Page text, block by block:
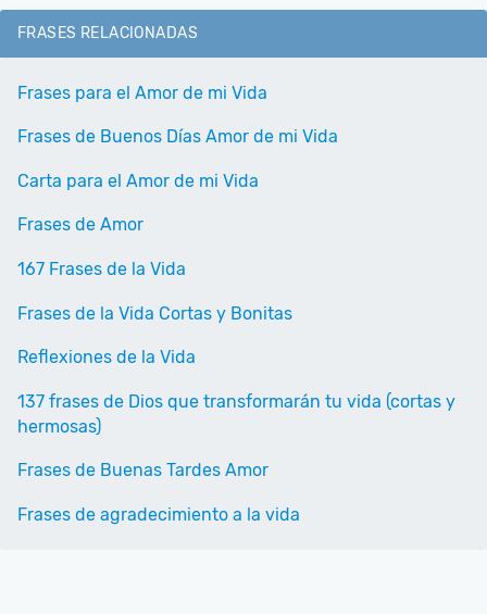
FRASES RELACIONADAS
Frases para el Amor de mi Vida
Frases de Buenos Días Amor de mi Vida
Carta para el Amor de mi Vida
Frases de Amor
167 Frases de la Vida
Frases de la Vida Cortas y Bonitas
Reflexiones de la Vida
137 frases de Dios que transformarán tu vida (cortas y
hermosas)
Frases de Buenas Tardes Amor
Frases de agradecimiento a la vida